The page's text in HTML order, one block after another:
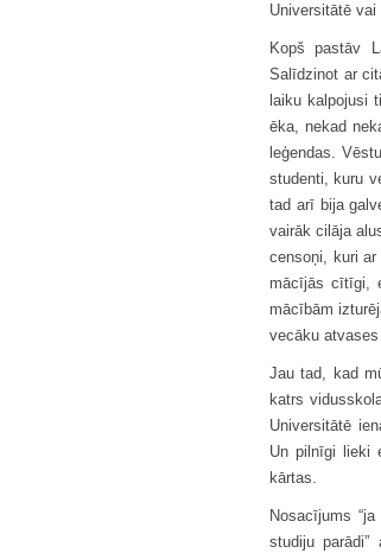
Universitātē
Kopš pastāv
Salīdzinot ar
laiku kalpojusi
ēka, nekad
leģendas.
studenti, kuru
tad arī bija
vairāk cilāja
censoņi, kuri
mācījās cītīgi,
mācībām
vecāku
Jau tad, kad
katrs
Universitātē
Un pilnīgi lieki
kārtas.
Nosacījums
studiju